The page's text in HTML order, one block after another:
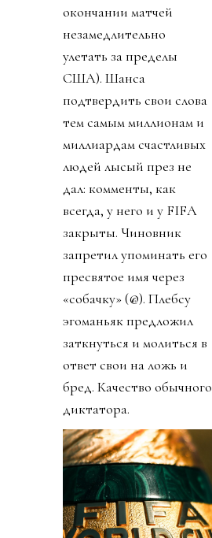
окончании матчей
незамедлительно
улетать за пределы
США). Шанса
подтвердить свои слова
тем самым миллионам и
миллиардам счастливых
людей лысый през не
дал: комменты, как
всегда, у него и у FIFA
закрыты. Чиновник
запретил упоминать его
пресвятое имя через
«собачку» (@). Плебсу
эгоманьяк предложил
заткнуться и молиться в
ответ свои на ложь и
бред. Качество обычного
диктатора.